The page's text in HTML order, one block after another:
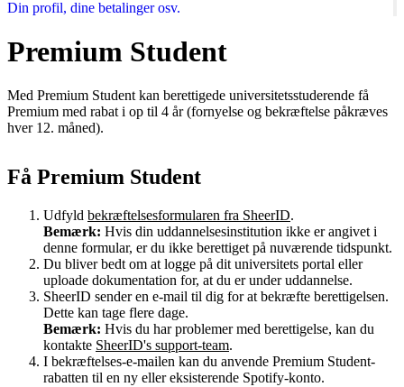
Din profil, dine betalinger osv.
Premium Student
Med Premium Student kan berettigede universitetsstuderende få
Premium med rabat i op til 4 år (fornyelse og bekræftelse påkræves
hver 12. måned).
Få Premium Student
Udfyld bekræftelsesformularen fra SheerID.
Bemærk: Hvis din uddannelsesinstitution ikke er angivet i
denne formular, er du ikke berettiget på nuværende tidspunkt.
Du bliver bedt om at logge på dit universitets portal eller
uploade dokumentation for, at du er under uddannelse.
SheerID sender en e-mail til dig for at bekræfte berettigelsen.
Dette kan tage flere dage.
Bemærk: Hvis du har problemer med berettigelse, kan du
kontakte SheerID's support-team.
I bekræftelses-e-mailen kan du anvende Premium Student-
rabatten til en ny eller eksisterende Spotify-konto.